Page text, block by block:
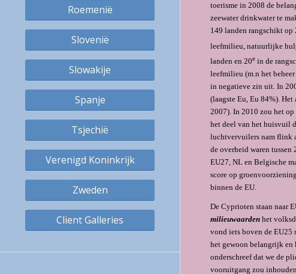
Roemenië
Slovenië
Slowakije
Spanje
Tsjechië
Verenigd Koninkrijk
Zweden
Client Galleries
toerisme in 2008 de
zeewater drinkwater te
149 landen rangschikt
leefmilieu, natuurlijke
landen en 20e in de
leefmilieu (m.n het
in negatieve zin uit. In
(laagste Eu, Eu 84%).
2007). In 2010 zou het
het deel van het huisvuil
luchtvervuilers nam flink
de overheid waren
EU27, NL en Belgische
score op
binnen de EU.
De Cyprioten staan naar
milieuwaarden het
vond iets boven de EU25
het gewoon belangrijk en
onderschreef dat we de
vooruitgang zou